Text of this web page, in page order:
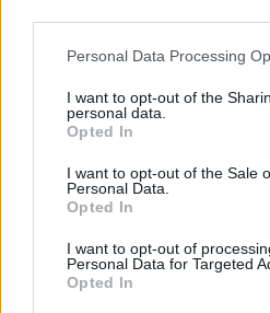
Please note that this website/app
not limited to your visit or usage
grant or deny consent to Google
use your data for below specified
consent section.
Personal Data Processing
I want to opt-out of the
personal data.
Opted In
I want to opt-out of the Sale
Personal Data.
Opted In
I want to opt-out of
Personal Data for Targeted
Opted In